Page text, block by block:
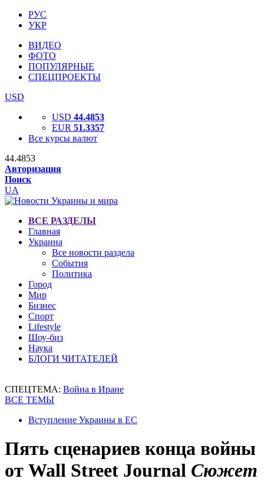
РУС
УКР
ВИДЕО
ФОТО
ПОПУЛЯРНЫЕ
СПЕЦПРОЕКТЫ
USD
USD 44.4853
EUR 51.3357
Все курсы валют
44.4853
Авторизация
Поиск
UA
ВСЕ РАЗДЕЛЫ
Главная
Украина
Все новости раздела
События
Политика
Город
Мир
Бизнес
Спорт
Lifestyle
Шоу-биз
Наука
БЛОГИ ЧИТАТЕЛЕЙ
СПЕЦТЕМА: Война в Иране
ВСЕ ТЕМЫ
Вступление Украины в ЕС
Пять сценариев конца войны
от Wall Street Journal Сюжет